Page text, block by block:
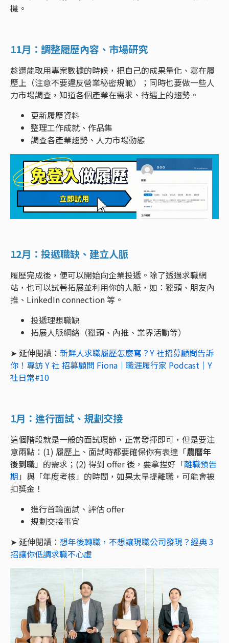
機。
11月：調整履歷內容、市場研究
趁還能取用專案數據的時候，把自己的成果量化、寫在履
歷上（注意不要違反營業秘密規範）；同時也要做一些人
力市場調查，知道各個產業在需求、待遇上的趨勢。
更新履歷資料
整理工作成就、作品集
調查各產業趨勢、人力市場動態
12月：投遞職缺、建立人脈
履歷完成後，便可以開始向企業投遞。除了透過求職網
站，也可以試著拓展並利用你的人脈，如：獵頭、朋友內
推、LinkedIn connection 等。
投遞理想職缺
拓展人脈網絡（獵頭、內推、業界活動等）
➤ 延伸閱讀： 新鮮人求職履歷怎麼寫？Y 社招募顧問告訴
你！專訪 Y 社 招募顧問 Fiona｜職涯履行家 Podcast｜Y
社日常#10
1月：進行面試、規劃交接
這個階段就是一般的面試環節，正常發揮即可，但是要注
意兩點：(1) 履歷上、面試時都要確保你有表達「農曆年
後到職」的需求；(2) 得到 offer 後，要拿捏好「離職預告
期 」與「年度考核」的時間，如果太早提離職，可能會被
扣獎金！
進行首輪面試、評估 offer
規劃交接事宜
➤ 延伸閱讀： 想年後轉職，不想讓現職公司發現？經典 3
招讓你低調求職不心虛